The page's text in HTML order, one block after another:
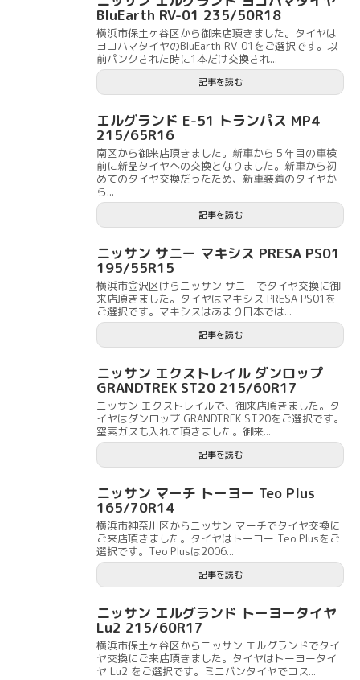
BluEarth RV-01 235/50R18
横浜市保土ヶ谷区から御来店頂きました。タイヤは
ヨコハマタイヤのBluEarth RV-01をご選択です。以
前パンクされた時に1本だけ交換され...
記事を読む
エルグランド E-51 トランパス MP4
215/65R16
南区から御来店頂きました。新車から５年目の車検
前に新品タイヤへの交換となりました。新車から初
めてのタイヤ交換だったため、新車装着のタイヤか
ら...
記事を読む
ニッサン サニー マキシス PRESA PS01
195/55R15
横浜市金沢区けらニッサン サニーでタイヤ交換に御
来店頂きました。タイヤはマキシス PRESA PS01を
ご選択です。マキシスはあまり日本では...
記事を読む
ニッサン エクストレイル ダンロップ
GRANDTREK ST20 215/60R17
ニッサン エクストレイルで、御来店頂きました。タ
イヤはダンロップ GRANDTREK ST20をご選択です。
窒素ガスも入れて頂きました。御来...
記事を読む
ニッサン マーチ トーヨー Teo Plus
165/70R14
横浜市神奈川区からニッサン マーチでタイヤ交換に
ご来店頂きました。タイヤはトーヨー Teo Plusをご
選択です。Teo Plusは2006...
記事を読む
ニッサン エルグランド トーヨータイヤ
Lu2 215/60R17
横浜市保土ヶ谷区からニッサン エルグランドでタイ
ヤ交換にご来店頂きました。タイヤはトーヨータイ
ヤ Lu2 をご選択です。ミニバンタイヤでコス...